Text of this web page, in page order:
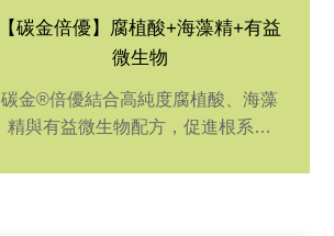
【碳金倍優】腐植酸+海藻精+有益
微生物
碳金®倍優結合高純度腐植酸、海藻
精與有益微生物配方，促進根系生